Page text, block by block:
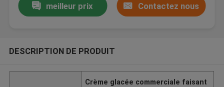
meilleur prix Contactez nous
DESCRIPTION DE PRODUIT
Crème glacée commerciale faisant